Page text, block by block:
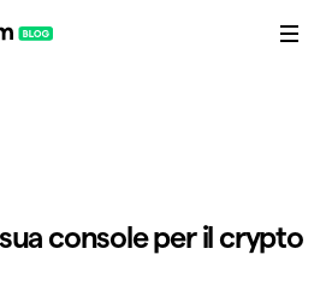
console per il crypto